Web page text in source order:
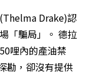
Drake)認
「騙局」。 德拉
哩內的產油禁
勘，卻沒有提供